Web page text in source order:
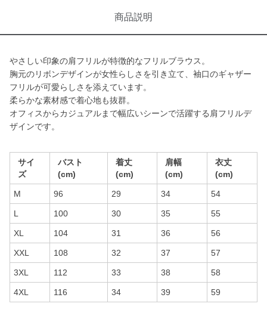
商品説明
やさしい印象の肩フリルが特徴的なフリルブラウス。
胸元のリボンデザインが女性らしさを引き立て、袖口のギャザー
フリルが可愛らしさを添えています。
柔らかな素材感で着心地も抜群。
オフィスからカジュアルまで幅広いシーンで活躍する肩フリルデ
ザインです。
サイ
ズ
バスト
(cm)
着丈
(cm)
肩幅
(cm)
衣丈
(cm)
M 96 29 34 54
L 100 30 35 55
XL 104 31 36 56
XXL 108 32 37 57
3XL 112 33 38 58
4XL 116 34 39 59